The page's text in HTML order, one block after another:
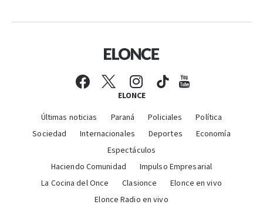
ELONCE
Últimas noticias Paraná Policiales
Política
Sociedad
Internacionales Deportes
Economía
Espectáculos
Haciendo Comunidad
Impulso Empresarial
La Cocina del Once
Clasionce
Elonce en vivo
Elonce Radio en vivo